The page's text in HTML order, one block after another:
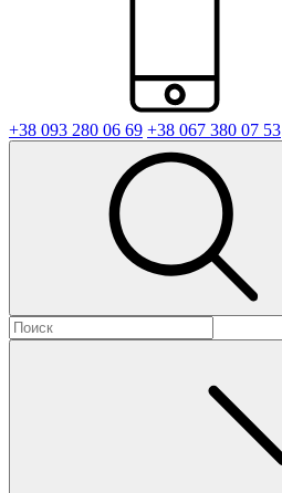
+38 093 280 06 69 +38 067 380 07 53